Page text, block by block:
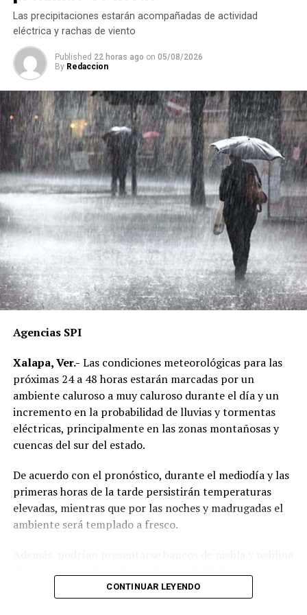
RELATED TOPICS:
DESPUÉS
Suman 17 municipios con algún tipo de sequía en
Veracruz
ANTES
Magistrada Marily Viveros se someterá a la decisión
ciudadana
Las precipitaciones estarán acompañadas de actividad
eléctrica y rachas de viento
Published 22 horas ago on 05/08/2026
By Redaccion
Agencias SPI
Xalapa, Ver.- Las condiciones meteorológicas para las
próximas 24 a 48 horas estarán marcadas por un
ambiente caluroso a muy caluroso durante el día y un
incremento en la probabilidad de lluvias y tormentas
eléctricas, principalmente en las zonas montañosas y
cuencas del sur del estado.
De acuerdo con el pronóstico, durante el mediodía y las
primeras horas de la tarde persistirán temperaturas
elevadas, mientras que por las noches y madrugadas el
ambiente será templado a fresco.
CONTINUAR LEYENDO